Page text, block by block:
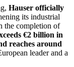
Hauser officially
its industrial
the completion of
€2 billion in
reaches around
leader and a